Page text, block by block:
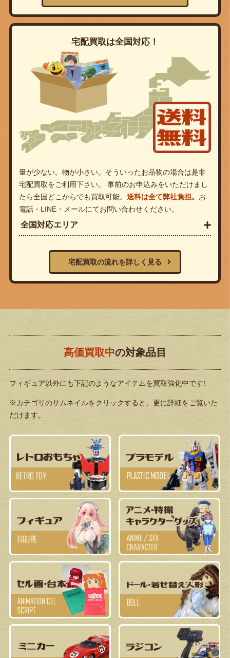
宅配買取は全国対応！
量が少ない。物が小さい。そういったお品物の場合は是非
宅配買取をご利用下さい。 事前のお申込みをいただけまし
たら全国どこからでも買取可能。 送料は全て弊社負担。 お
電話・LINE・メールにてお問い合わせください。
全国対応エリア
宅配買取の流れを詳しく見る
高価買取中の対象品目
フィギュア以外にも下記のようなアイテムを買取強化中です!
※カテゴリのサムネイルをクリックすると、更に詳細をご覧いた
だけます。